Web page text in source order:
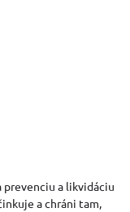
a likvidáciu
a chráni tam,